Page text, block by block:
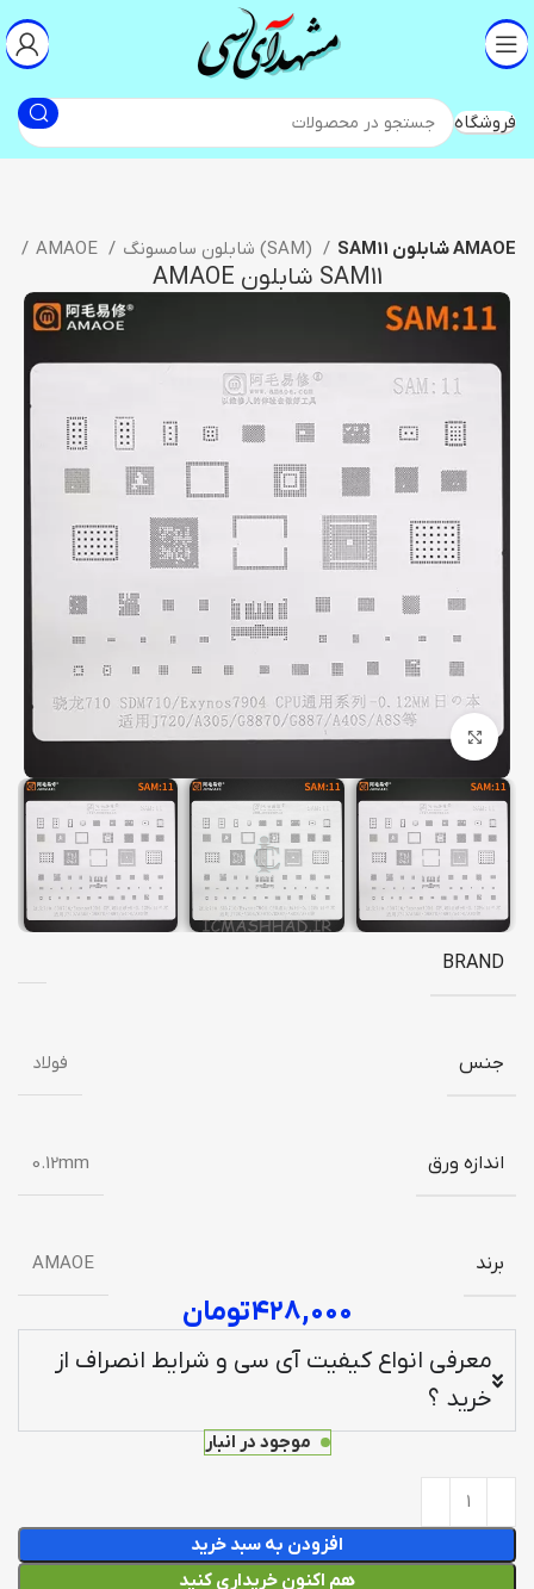
فروشگاه
AMAOE شابلون سامسونگ (SAM) SAM11 شابلون AMAOE
SAM11 شابلون AMAOE
برای بزرگنمایی کلیک کنید
BRAND
جنس فولاد
اندازه ورق 0.12mm
برند AMAOE
۴۲۸,۰۰۰تومان
معرفی انواع کیفیت آی سی و شرایط انصراف از
خرید ؟
موجود در انبار
افزودن به سبد خرید
هم اکنون خریداری کنید